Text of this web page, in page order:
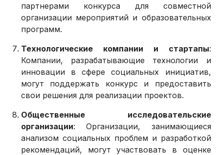
партнерами конкурса для совместной
организации мероприятий и образовательных
программ.
Технологические компании и стартапы:
Компании, разрабатывающие технологии и
инновации в сфере социальных инициатив,
могут поддержать конкурс и предоставить
свои решения для реализации проектов.
Общественные исследовательские
организации: Организации, занимающиеся
анализом социальных проблем и разработкой
рекомендаций, могут участвовать в оценке